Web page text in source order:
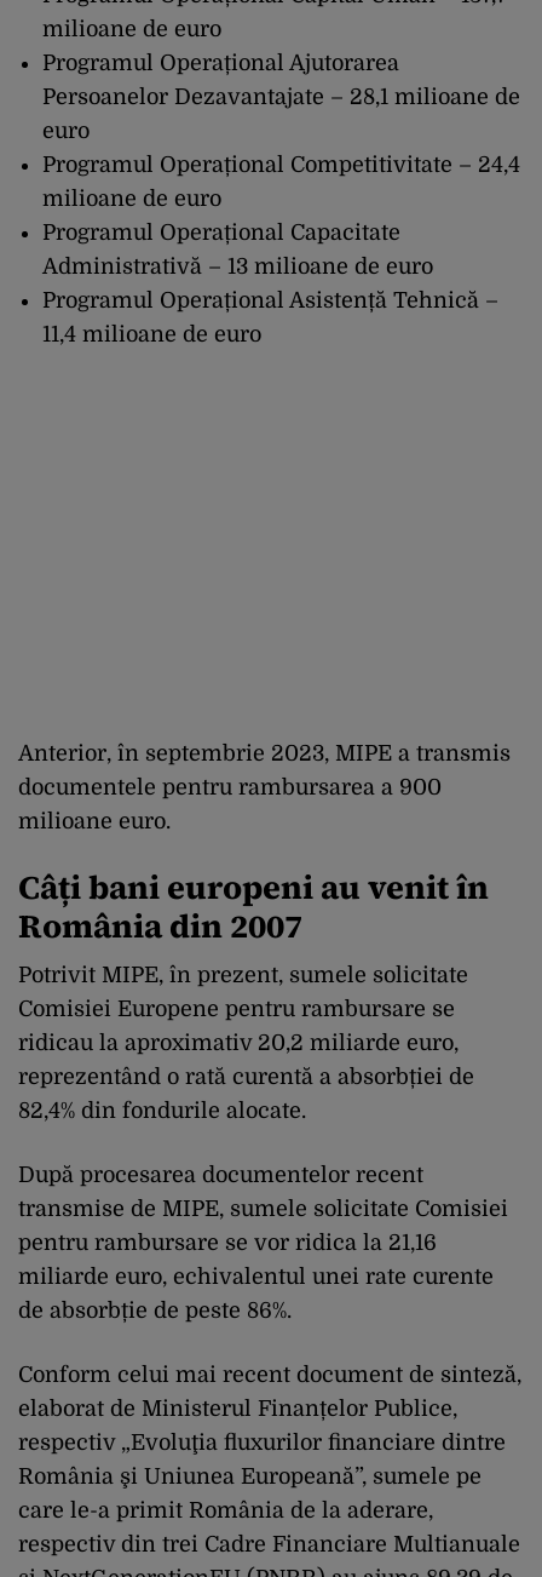
milioane de euro
Programul Operațional Ajutorarea
Persoanelor Dezavantajate – 28,1 milioane de
euro
Programul Operațional Competitivitate – 24,4
milioane de euro
Programul Operațional Capacitate
Administrativă – 13 milioane de euro
Programul Operațional Asistență Tehnică –
11,4 milioane de euro
Anterior, în septembrie 2023, MIPE a transmis
documentele pentru rambursarea a 900
milioane euro.
Câți bani europeni au venit în
România din 2007
Potrivit MIPE, în prezent, sumele solicitate
Comisiei Europene pentru rambursare se
ridicau la aproximativ 20,2 miliarde euro,
reprezentând o rată curentă a absorbției de
82,4% din fondurile alocate.
După procesarea documentelor recent
transmise de MIPE, sumele solicitate Comisiei
pentru rambursare se vor ridica la 21,16
miliarde euro, echivalentul unei rate curente
de absorbție de peste 86%.
Conform celui mai recent document de sinteză,
elaborat de Ministerul Finanțelor Publice,
respectiv „Evoluţia fluxurilor financiare dintre
România şi Uniunea Europeană”, sumele pe
care le-a primit România de la aderare,
respectiv din trei Cadre Financiare Multianuale